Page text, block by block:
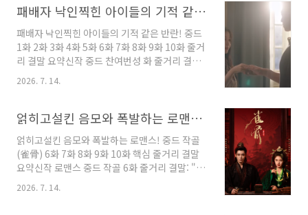
감내할 유일한 적임자로 리제(厉劫)가 선택됩니
다.이 거..
떠나기 아쉬워하는 자신을 발견합니다. 이때 푸
를 풀어 찾아간 곳은 한 사진관이었습니다. 아이
들의 성화에 왕법은 임만성의 가짜 남자친구가
되어 동행합니다. 그곳에서 조부모님의 옛 친구
를 만나 유품이 담긴 철통을 건네받은 임만성은
니다.중드 찬여번성 12화 줄거리 결말: 상처 ..
패배자 낙인찍힌 아이들의 기적 같은 반란! 중드 <찬여번성> 1화 2화 3화 4화 5화 6화 7화 8화 9화 10화 줄거리 결말 요약
패배자 낙인찍힌 아이들의 기적 같은 반란! 중드
1화 2화 3화 4화 5화 6화 7화 8화 9화 10화 줄거
리 결말 요약신작 중드 찬여번성 화 줄거리 결말:
"인생은 계획대로 안 된다? 체육기자재실의 비밀
과 수상한 첫 만남"할아버지의 유언에 따라 임용
러 한가한 체육 기자재 보관원 자리를 선택합니
간 학생 천장허를 찾으러 밖으로 나갔다가 미스
터리한 남자 왕파를 우연히 만납니다. 한편, 학교
는 느닷없이 청소년 축구 리그 참가를 선언하고
린완싱을 감독 겸 지도교사로 임명합니다. 거절
2026. 7. 14.
얽히고설킨 음모와 폭발하는 로맨스! 중드 작골(雀骨) 6화 7화 8화 9화 10화 핵심 줄거리 결말 요약
얽히고설킨 음모와 폭발하는 로맨스! 중드 작골
(雀骨) 6화 7화 8화 9화 10화 핵심 줄거리 결말
요약신작 로맨스 중드 작골 6화 줄거리 결말: "믿
음과 위기 사이" 벼랑 끝에 선 소무의와 설계자
사가어건강성 내에 '묘수공자'에 대한 흉흉한 소
2026. 7. 14.